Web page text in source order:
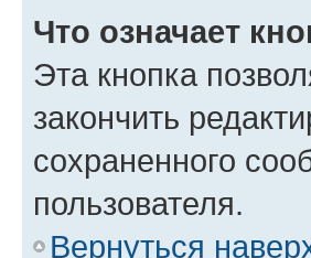
Что означает
Эта кнопка
закончить
сохраненного
пользователя.
Вернуться